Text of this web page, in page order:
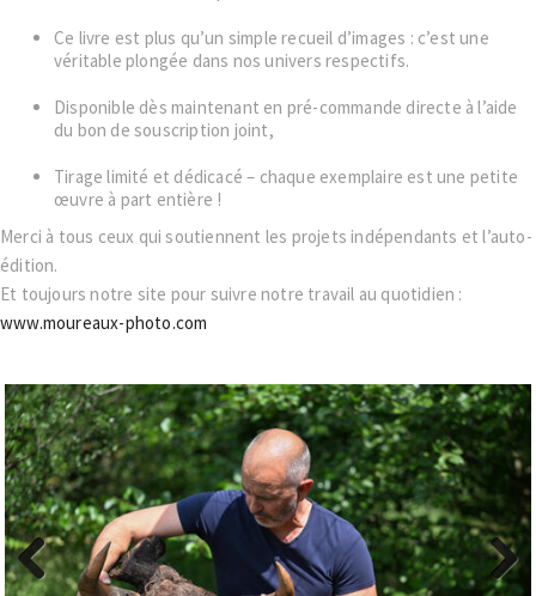
Ce livre est plus qu’un simple recueil d’images : c’est une
véritable plongée dans nos univers respectifs.
Disponible dès maintenant en pré-commande directe à l’aide
du bon de souscription joint,
Tirage limité et dédicacé – chaque exemplaire est une petite
œuvre à part entière !
Merci à tous ceux qui soutiennent les projets indépendants et l’auto-
édition.
Et toujours notre site pour suivre notre travail au quotidien :
www.moureaux-photo.com